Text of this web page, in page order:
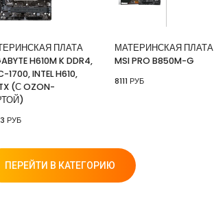
ПЛАТА
H610M K DDR4,
1700, INTEL H610,
(С OZON-
РУБ
МАТЕРИНСКАЯ ПЛАТА
MSI PRO B850M-G
8111 РУБ
ПЕРЕЙТИ В КАТЕГОРИЮ